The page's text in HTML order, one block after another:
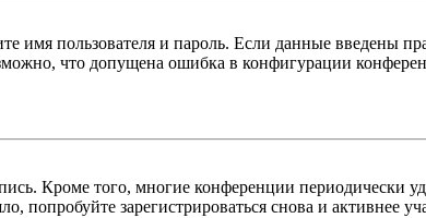
имя пользователя и пароль. Если данные введены
что допущена ошибка в конфигурации
Кроме того, многие конференции периодически
зарегистрироваться снова и активнее